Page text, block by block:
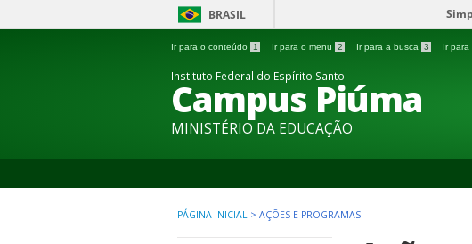
BRASIL
Ir para o conteúdo 1 Ir para o menu 2 Ir para a busca 3 Ir para
Instituto Federal do Espírito Santo
Campus Piúma
MINISTÉRIO DA EDUCAÇÃO
PÁGINA INICIAL > AÇÕES E PROGRAMAS